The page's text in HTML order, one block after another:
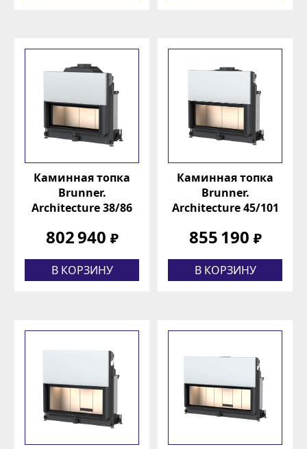
Каминная топка
Brunner.
Architecture 38/86
802 940 ₽
В КОРЗИНУ
Каминная топка
Brunner.
Architecture 45/101
855 190 ₽
В КОРЗИНУ